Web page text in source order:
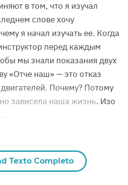
в том, что я изучал
слове хочу
я начал изучать ее. Когда
перед каждым
мы знали показания двух
«Отче наш» — это отказ
Почему? Потому
зависела наша жизнь. Изо
Texto Completo